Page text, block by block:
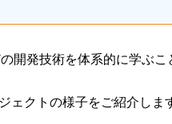
開発技術を体系的に学ぶ
ェクトの様子をご紹介しま